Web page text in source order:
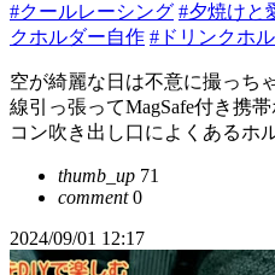
#クールレーシング #夕焼けと
クホルダー自作 #ドリンクホ
空が綺麗な日は不意に撮っち
線引っ張ってMagSafe付き携
コン吹き出し口によくあるホ
thumb_up 71
comment0
2024/09/01 12:17